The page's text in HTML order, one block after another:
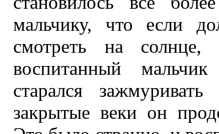
мальчику, что если
смотреть на солнце,
воспитанный
старался
закрытые веки он